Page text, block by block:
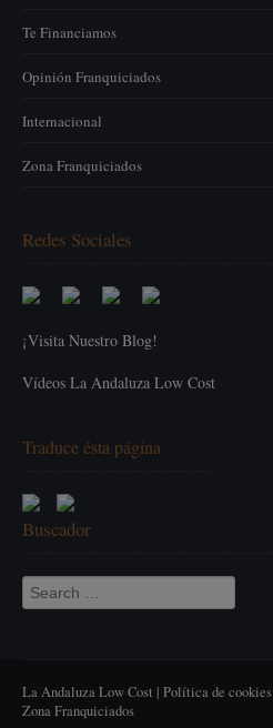
Te Financiamos
Opinión Franquiciados
Internacional
Zona Franquiciados
Redes Sociales
¡Visita Nuestro Blog!
Vídeos La Andaluza Low Cost
Traduce ésta página
Buscador
Search for:
La Andaluza Low Cost | Política de cookies
Zona Franquiciados